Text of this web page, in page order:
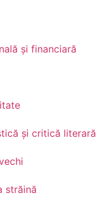
şi financiară
și critică literară
străină